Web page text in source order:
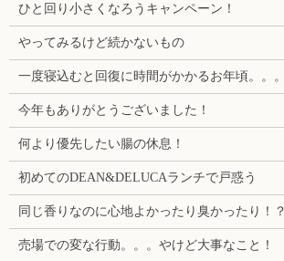
ひと回り小さくなろうキャンペーン！
やってみるけど続かないもの
一度寝込むと回復に時間がかかるお年頃。。。
今年もありがとうございました！
何より優先したい腸の休息！
初めてのDEAN&DELUCAランチで戸惑う
同じ香りなのに心地よかったり臭かったり！？
売場での変な行動。。。やけど大事なこと！